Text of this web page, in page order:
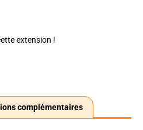
extension !
complémentaires